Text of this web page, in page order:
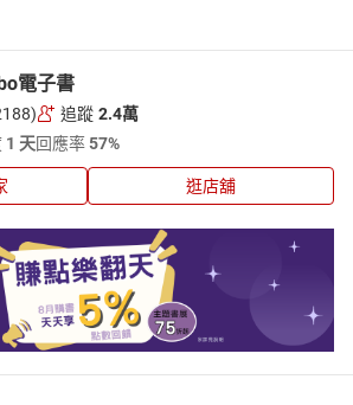
電子書
追蹤 2.4萬
1 天回應率57%
逛店舖